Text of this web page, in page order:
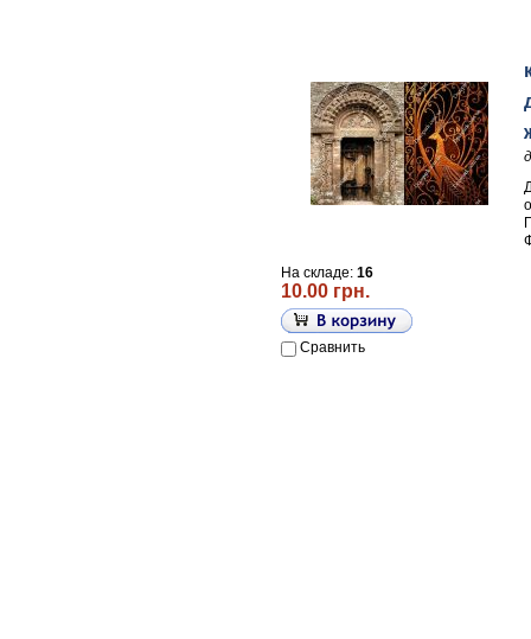
На складе: 16
10.00 грн.
Сравнить